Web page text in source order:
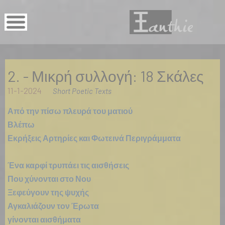
2. - Μικρή συλλογή: 18 Σκάλες
11-1-2024 Short Poetic Texts
Από την πίσω πλευρά του ματιού
Βλέπω
Εκρήξεις Αρτηρίες και Φωτεινά Περιγράμματα
Ένα καρφί τρυπάει τις αισθήσεις
Που χύνονται στο Νου
Ξεφεύγουν της ψυχής
Αγκαλιάζουν τον Έρωτα
γίνονται αισθήματα